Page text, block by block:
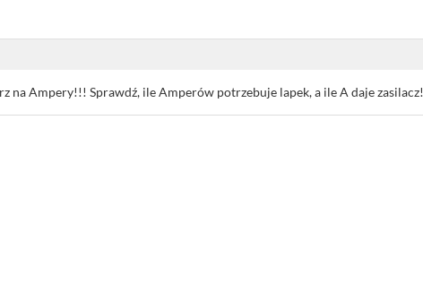
na Ampery!!! Sprawdź, ile Amperów potrzebuje lapek, a ile A daje zasilacz!